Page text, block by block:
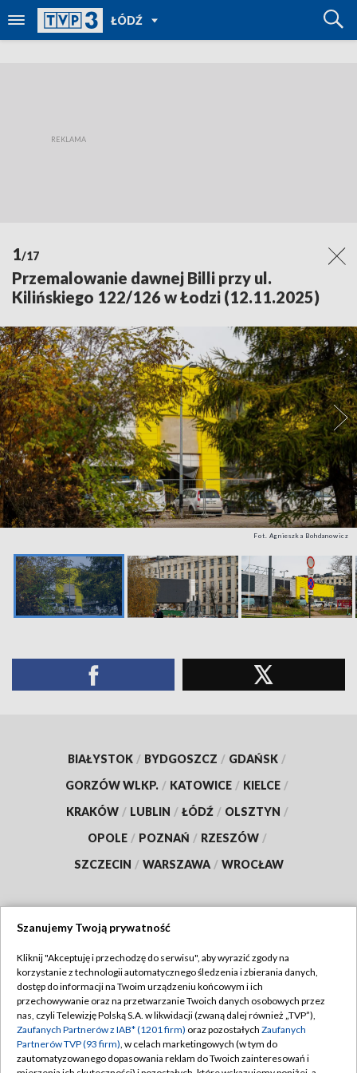
ŁÓDŹ
POWRÓT
DO
REGIONY
1/17
Przemalowanie dawnej Billi przy ul.
Kilińskiego 122/126 w Łodzi (12.11.2025)
Fot. Agnieszka Bohdanowicz
BIAŁYSTOK / BYDGOSZCZ / GDAŃSK /
GORZÓW WLKP. / KATOWICE / KIELCE /
KRAKÓW / LUBLIN / ŁÓDŹ / OLSZTYN /
OPOLE / POZNAŃ / RZESZÓW /
SZCZECIN / WARSZAWA / WROCŁAW
TVP
Abonament TVP
Emisja w TVP
Centrum informacji TVP
Regulamin TVP
Polityka prywatności
Moje zgody
Szanujemy Twoją prywatność
Kliknij "Akceptuję i przechodzę do serwisu", aby wyrazić zgody na
korzystanie z technologii automatycznego śledzenia i zbierania danych,
dostęp do informacji na Twoim urządzeniu końcowym i ich
przechowywanie oraz na przetwarzanie Twoich danych osobowych przez
nas, czyli Telewizję Polską S.A. w likwidacji (zwaną dalej również „TVP”),
Zaufanych Partnerów z IAB* (1201 firm) oraz pozostałych Zaufanych
Partnerów TVP (93 firm), w celach marketingowych (w tym do
zautomatyzowanego dopasowania reklam do Twoich zainteresowań i